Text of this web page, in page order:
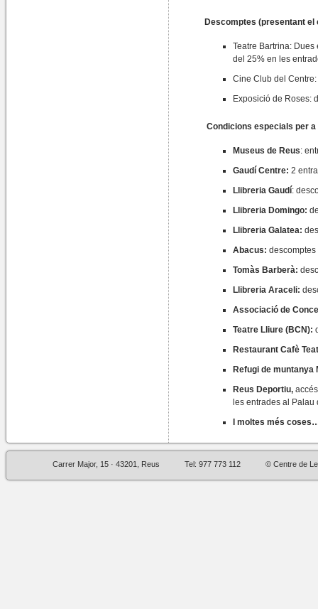
Descomptes (presentant
Teatre Bartrina:
del 25% en les
Cine Club del
Exposició de Roses:
Condicions especials per
Museus de Reus:
Gaudí Centre: 2
Llibreria Gaudí:
Llibreria Domingo:
Llibreria Galatea:
Abacus: descomptes
Tomàs Barberà:
Llibreria Araceli:
Associació de
Teatre Lliure (BCN):
Restaurant Cafè
Refugi de
Reus Deportiu,
les entrades al Palau
I moltes més
Carrer Major, 15 · 43201, Reus Tel: 977 773 112 © Centre de